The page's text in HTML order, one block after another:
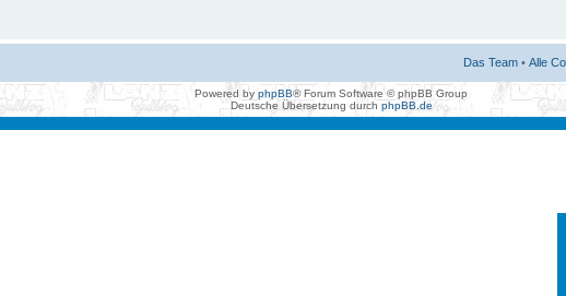
Das Team • Alle
Powered by phpBB® Forum Software © phpBB Group
Deutsche Übersetzung durch phpBB.de